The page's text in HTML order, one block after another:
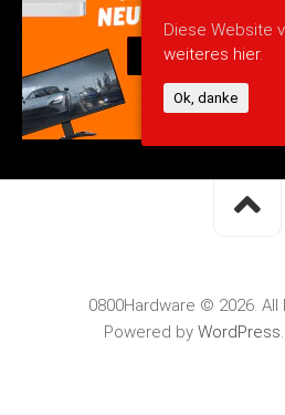
0800Hardware © 2026. All
Powered by WordPress
Diese Website
weiteres hier.
Ok, danke